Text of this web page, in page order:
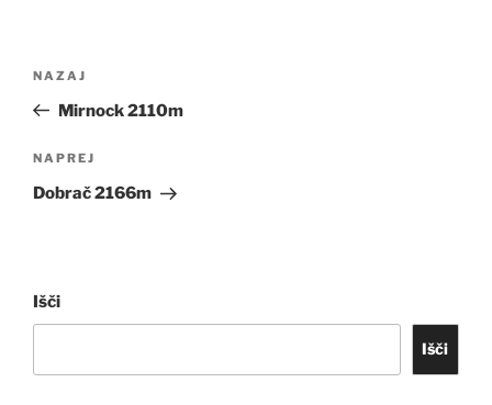
Prejšnji
prispevek
NAZAJ
Mirnock 2110m
Naslednji
prispevek
NAPREJ
Dobrač 2166m
Išči
Išči